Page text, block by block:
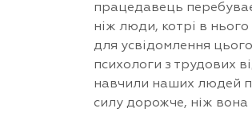
працедавець перебуває
ніж люди, котрі в
для усвідомлення
психологи з трудових
навчили наших людей
силу дорожче, ніж вона